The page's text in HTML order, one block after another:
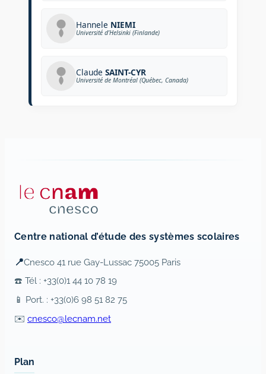
Hannele NIEMI
Université d’Helsinki (Finlande)
Claude SAINT-CYR
Université de Montréal (Québec, Canada)
Centre national d’étude des systèmes scolaires
📍Cnesco 41 rue Gay-Lussac 75005 Paris
☎️ Tél : +33(0)1 44 10 78 19
📱 Port. : +33(0)6 98 51 82 75
✉️ cnesco@lecnam.net
Plan